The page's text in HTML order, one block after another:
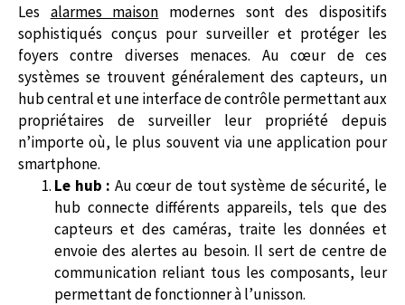
Les alarmes maison modernes sont des dispositifs
sophistiqués conçus pour surveiller et protéger les
foyers contre diverses menaces. Au cœur de ces
systèmes se trouvent généralement des capteurs, un
hub central et une interface de contrôle permettant aux
propriétaires de surveiller leur propriété depuis
n’importe où, le plus souvent via une application pour
smartphone.
Le hub : Au cœur de tout système de sécurité, le
hub connecte différents appareils, tels que des
capteurs et des caméras, traite les données et
envoie des alertes au besoin. Il sert de centre de
communication reliant tous les composants, leur
permettant de fonctionner à l’unisson.